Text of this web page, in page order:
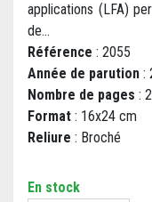
applications (LFA)
de...
Référence : 2055
Année de parution :
Nombre de pages :
Format : 16x24 cm
Reliure : Broché
En stock